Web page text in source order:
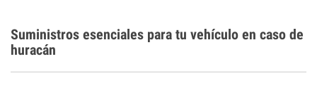
Suministros esenciales para tu vehículo en caso de
huracán